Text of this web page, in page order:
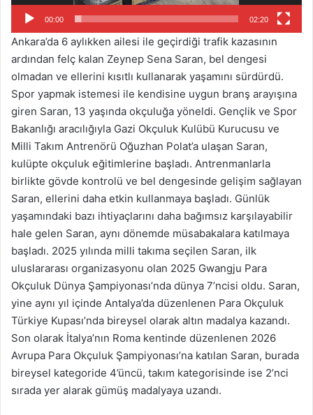
00:00 02:20
Ankara’da 6 aylıkken ailesi ile geçirdiği trafik kazasının
ardından felç kalan Zeynep Sena Saran, bel dengesi
olmadan ve ellerini kısıtlı kullanarak yaşamını sürdürdü.
Spor yapmak istemesi ile kendisine uygun branş arayışına
giren Saran, 13 yaşında okçuluğa yöneldi. Gençlik ve Spor
Bakanlığı aracılığıyla Gazi Okçuluk Kulübü Kurucusu ve
Milli Takım Antrenörü Oğuzhan Polat’a ulaşan Saran,
kulüpte okçuluk eğitimlerine başladı. Antrenmanlarla
birlikte gövde kontrolü ve bel dengesinde gelişim sağlayan
Saran, ellerini daha etkin kullanmaya başladı. Günlük
yaşamındaki bazı ihtiyaçlarını daha bağımsız karşılayabilir
hale gelen Saran, aynı dönemde müsabakalara katılmaya
başladı. 2025 yılında milli takıma seçilen Saran, ilk
uluslararası organizasyonu olan 2025 Gwangju Para
Okçuluk Dünya Şampiyonası’nda dünya 7’ncisi oldu. Saran,
yine aynı yıl içinde Antalya’da düzenlenen Para Okçuluk
Türkiye Kupası’nda bireysel olarak altın madalya kazandı.
Son olarak İtalya’nın Roma kentinde düzenlenen 2026
Avrupa Para Okçuluk Şampiyonası’na katılan Saran, burada
bireysel kategoride 4’üncü, takım kategorisinde ise 2’nci
sırada yer alarak gümüş madalyaya uzandı.